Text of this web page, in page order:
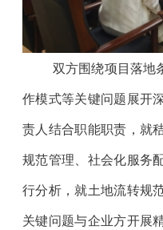
双方围绕项目落地
作模式等关键问题展开
责人结合职能职责，就
规范管理、社会化服务
行分析，就土地流转规
关键问题与企业方开展